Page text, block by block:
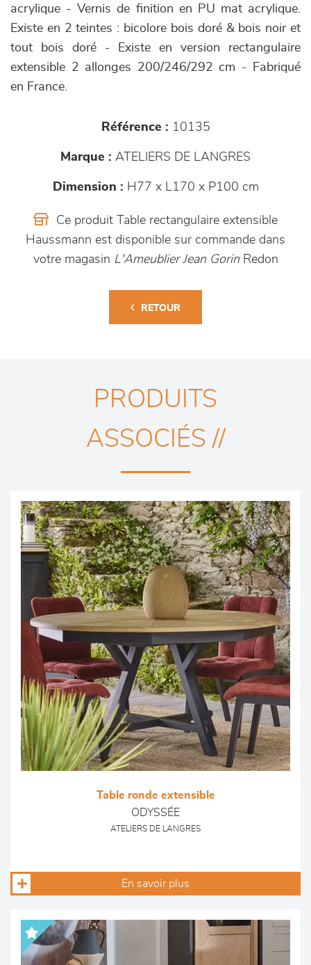
acrylique - Vernis de finition en PU mat acrylique.
Existe en 2 teintes : bicolore bois doré & bois noir et
tout bois doré - Existe en version rectangulaire
extensible 2 allonges 200/246/292 cm - Fabriqué
en France.
Référence : 10135
Marque : ATELIERS DE LANGRES
Dimension : H77 x L170 x P100 cm
Ce produit Table rectangulaire extensible
Haussmann est disponible sur commande dans
votre magasin L'Ameublier Jean GorinRedon
RETOUR
PRODUITS
ASSOCIÉS //
Table ronde extensible
ODYSSÉE
ATELIERS DE LANGRES
En savoir plus